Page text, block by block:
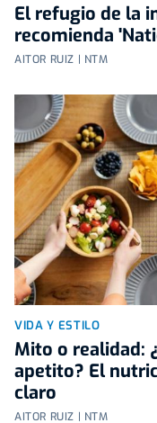
El refugio de la
recomienda
AITOR RUIZ | NTM
VIDA Y ESTILO
Mito o realidad:
apetito? El
claro
AITOR RUIZ | NTM